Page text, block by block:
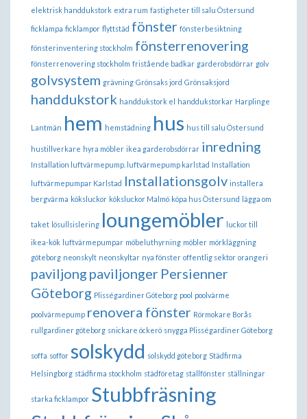
elektrisk handdukstork extra rum fastigheter till salu Östersund
ficklampa ficklampor flyttstäd fönster fönsterbesiktning
fönsterinventering stockholm fönsterrenovering
fönsterrenovering stockholm fristående badkar garderobsdörrar golv
golvsystem grävning Grönsaks jord Grönsaksjord
handdukstork handdukstork el handdukstorkar Harplinge
Lantmän hem hemstädning hus hus till salu Östersund
hustillverkare hyra möbler ikea garderobsdörrar inredning
Installation luftvärmepump. luftvärmepump karlstad Installation
luftvärmepumpar Karlstad Installationsgolv installera
bergvärma köksluckor köksluckor Malmö köpa hus Östersund lägga om
taket lösullsislering loungemöbler luckor till
ikea-kök luftvärmepumpar möbeluthyrning möbler mörkläggning
göteborg neonskylt neonskyltar nya fönster offentlig sektor orangeri
paviljong paviljonger Persienner
Göteborg Plisségardiner Göteborg pool poolvärme
poolvärmepump renovera fönster Rörmokare Borås
rullgardiner göteborg snickare öckerö snygga Plisségardiner Göteborg
soffa soffor solskydd solskydd göteborg Städfirma
Helsingborg städfirma stockholm städföretag stallfönster ställningar
starka ficklampor Stubbfräsning